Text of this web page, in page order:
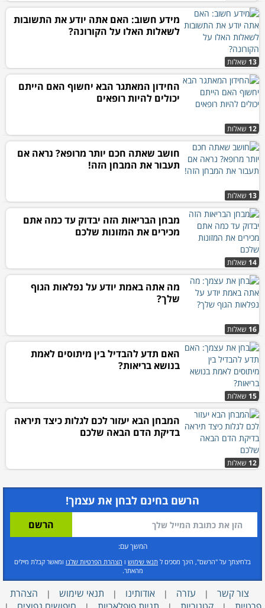
13 שאלות
מידע חשוב: האם אתה יודע את התשובות
לשאלות האלו על הקורונה?
12 שאלות
החידון המאתגר הבא יחשוף האם הייתם
יכולים להיות רופאים
13 שאלות
חושב שאתה חכם יותר מרופא? נראה אם
תעבור את המבחן הזה!
14 שאלות
מבחן הבריאות הזה יבדוק עד כמה אתם
מכירים את המזונות שלכם
16 שאלות
מה אתה באמת יודע על נפלאות הגוף
שלך?
15 שאלות
האם תדע להבדיל בין מיתוסים לאמת
בנושא בריאות?
12 שאלות
המבחן הבא יעזור לכם לגלות כיצד תיראה
בדיקת הדם הבאה שלכם
הרשם בחינם לבחן את עצמך!
המשך עם:
בלחיצתך על "הרשם", הינך מסכים ל תנאי שימוש ו הצהרת הפרטיות שלנו ומאשר קבלת מיילים
מהאתר.
צור קשר | עזרה | אודותינו | תנאי שימוש |
הצהרת